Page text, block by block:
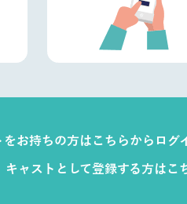
お持ちの方はこちらからログ
キャストとして登録する方はこ